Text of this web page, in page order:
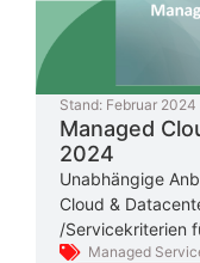
Stand: Februar 2024
Managed
2024
Unabhängige
Cloud &
/Servicekriterien
Managed